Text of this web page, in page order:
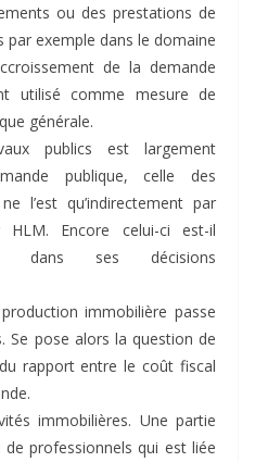
ou des prestations de
par exemple dans le domaine
de la demande
utilisé comme mesure de
générale.
publics est largement
publique, celle des
l’est qu’indirectement par
HLM. Encore celui-ci est-il
dans ses décisions
immobilière passe
Se pose alors la question de
rapport entre le coût fiscal
immobilières. Une partie
de professionnels qui est liée